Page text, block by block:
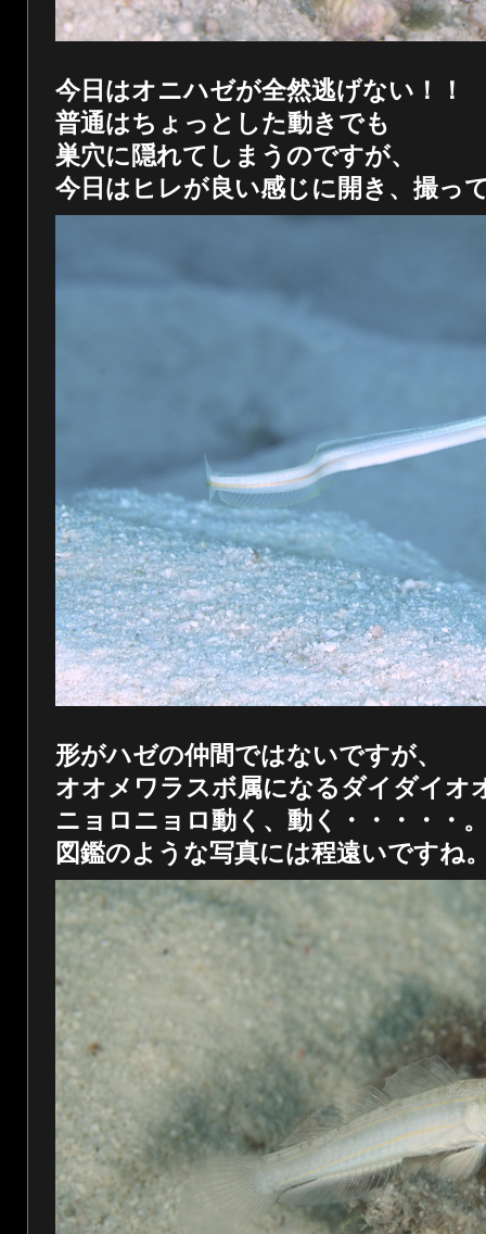
今日はオニハゼが全然逃げない！！
普通はちょっとした動きでも
巣穴に隠れてしまうのですが、
今日はヒレが良い感じに開き、撮っ
形がハゼの仲間ではないですが、
オオメワラスボ属になるダイダイオ
ニョロニョロ動く、動く・・・・・
図鑑のような写真には程遠いですね